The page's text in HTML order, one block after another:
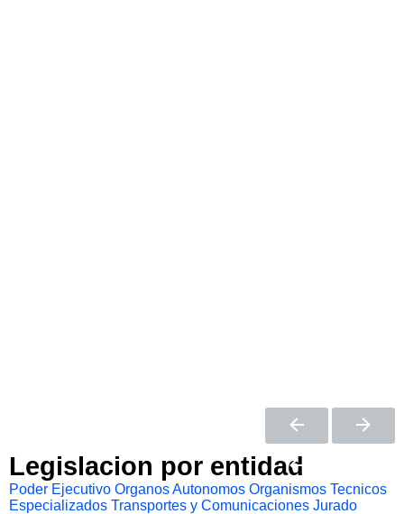
Legislacion por entidad
Poder Ejecutivo Organos Autonomos Organismos Tecnicos
Especializados Transportes y Comunicaciones Jurado